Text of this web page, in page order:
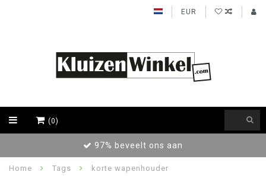
EUR
(0)
97% beveelt ons aan
Home Tags korte wapenhouder